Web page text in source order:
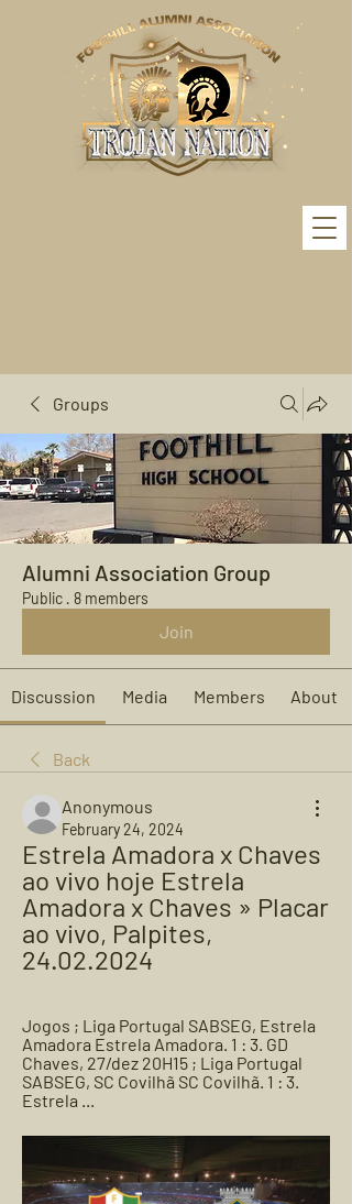
Groups
Alumni Association Group
Public · 8 members
Join
Discussion Media Members About
Back
Anonymous
February 24, 2024
Estrela Amadora x Chaves
ao vivo hoje Estrela
Amadora x Chaves » Placar
ao vivo, Palpites,
24.02.2024
Jogos ; Liga Portugal SABSEG, Estrela
Amadora Estrela Amadora. 1 : 3. GD
Chaves, 27/dez 20H15 ; Liga Portugal
SABSEG, SC Covilhã SC Covilhã. 1 : 3.
Estrela ...